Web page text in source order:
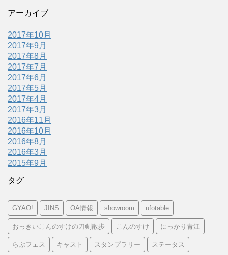
アーカイブ
2017年10月
2017年9月
2017年8月
2017年7月
2017年6月
2017年5月
2017年4月
2017年3月
2016年11月
2016年10月
2016年8月
2016年3月
2015年9月
タグ
GYAO! JINS OA情報 showroom ufotable
おっきいこんのすけの刀剣散歩 こんのすけ にっかり青江
らぶフェス キャスト スタンプラリー ステータス